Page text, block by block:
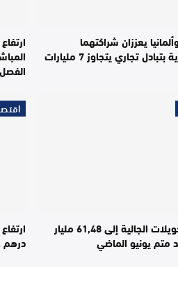
يعززان شراكتهما
الاقتصادية بتبادل تجاري يتجاوز 7 مليارات
ارتفاع تحويلات الجالية إلى 61,48 مليار
متم يونيو الماضي درهم